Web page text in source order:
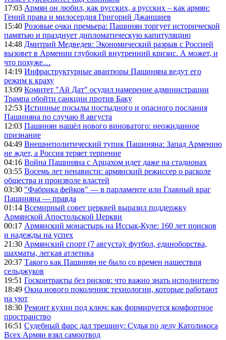
17:03 Армян он любил, как русских, а русских – как армян:
Гений права и милосердия Григорий Джаншиев
15:40 Розовые очки премьера: Пашинян торгует исторической
памятью и празднует дипломатическую капитуляцию
14:48 Дмитрий Медведев: Экономический разрыв с Россией
вызовет в Армении глубокий внутренний кризис. А может, и
что похуже…
14:19 Инфраструктурные авантюры Пашиняна ведут его
режим к краху
13:09 Комитет "Ай Дат" осудил намерение администрации
Трампа обойти санкции против Баку
12:53 Истинные посылы постыдного и опасного послания
Пашиняна по случаю 8 августа
12:03 Пашинян нашёл нового виноватого: неожиданное
признание
04:49 Внешнеполитический тупик Пашиняна: Запад Армению
не ждет, а Россия теряет терпение
04:16 Война Пашиняна с Арцахом идет даже на стадионах
03:55 Восемь лет ненависти: армянский режиссер о расколе
общества и произволе властей
03:30 "Фабрика фейков" — в парламенте или Главный враг
Пашиняна — правда
01:14 Всемирный совет церквей выразил поддержку
Армянской Апостольской Церкви
00:17 Армянский монастырь на Иссык-Куле: 160 лет поисков
и надежды на успех
21:30 Армянский спорт (7 августа): футбол, единоборства,
шахматы, легкая атлетика
20:37 Такого как Пашинян не было со времен нашествия
сельджуков
19:51 Госконтракты без рисков: что важно знать исполнителю
18:49 Окна нового поколения: технологии, которые работают
на уют
18:30 Ремонт кухни под ключ: как формируется комфортное
пространство
16:51 Судебный фарс дал трещину: Судья по делу Католикоса
Всех Армян взял самоотвод